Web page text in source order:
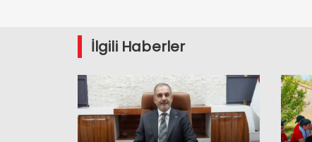
İlgili Haberler